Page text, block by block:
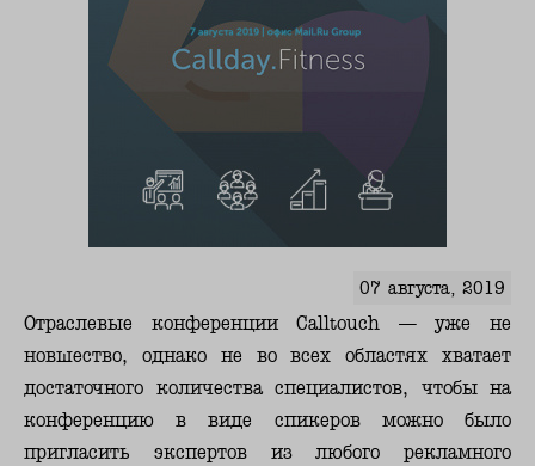
07 августа, 2019
Отраслевые конференции Calltouch — уже не
новшество, однако не во всех областях хватает
достаточного количества специалистов, чтобы на
конференцию в виде спикеров можно было
пригласить экспертов из любого рекламного